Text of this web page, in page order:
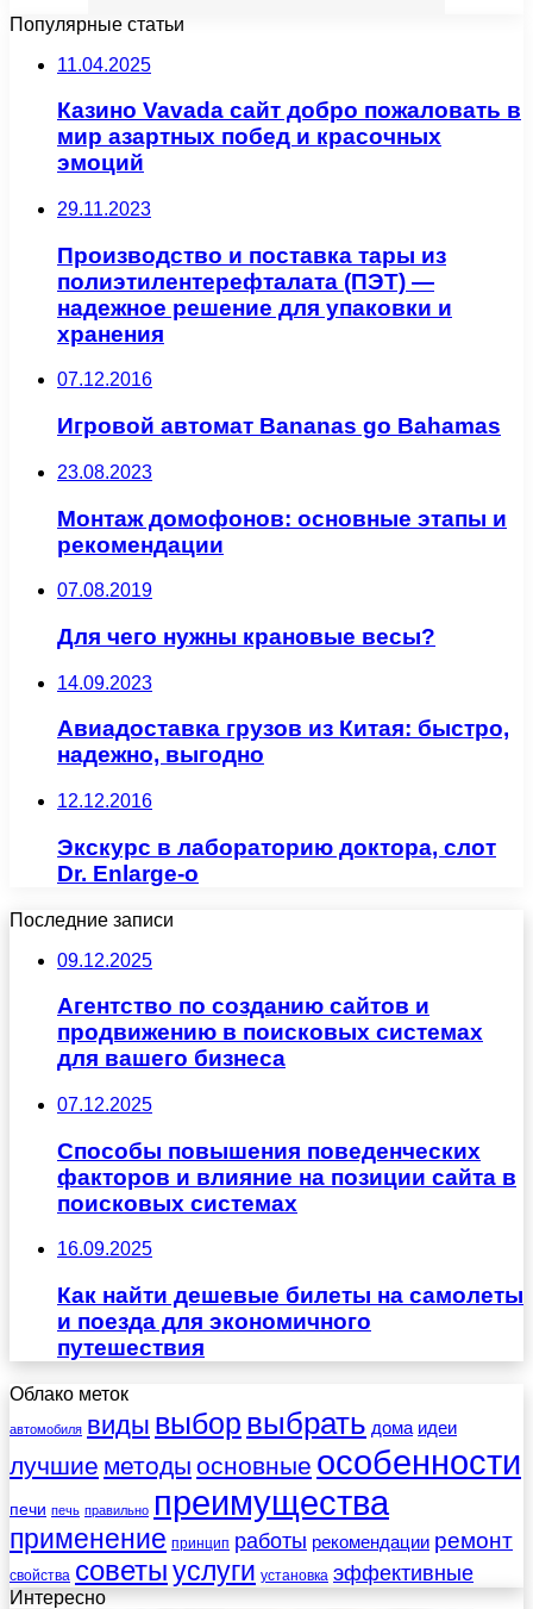
Популярные статьи
11.04.2025
Казино Vavada сайт добро пожаловать в
мир азартных побед и красочных
эмоций
29.11.2023
Производство и поставка тары из
полиэтилентерефталата (ПЭТ) —
надежное решение для упаковки и
хранения
07.12.2016
Игровой автомат Bananas go Bahamas
23.08.2023
Монтаж домофонов: основные этапы и
рекомендации
07.08.2019
Для чего нужны крановые весы?
14.09.2023
Авиадоставка грузов из Китая: быстро,
надежно, выгодно
12.12.2016
Экскурс в лабораторию доктора, слот
Dr. Enlarge-o
Последние записи
09.12.2025
Агентство по созданию сайтов и
продвижению в поисковых системах
для вашего бизнеса
07.12.2025
Способы повышения поведенческих
факторов и влияние на позиции сайта в
поисковых системах
16.09.2025
Как найти дешевые билеты на самолеты
и поезда для экономичного
путешествия
Облако меток
автомобиля виды выбор выбрать дома идеи
лучшие методы основные особенности
печи печь правильно преимущества
применение принцип работы рекомендации ремонт
свойства советыуслуги установка эффективные
Интересно